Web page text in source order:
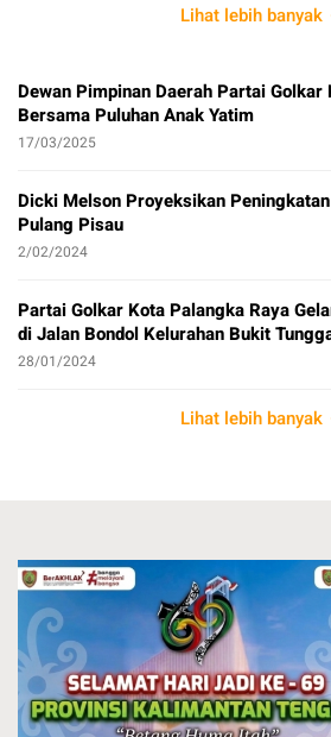
Lihat lebih banyak
Dewan Pimpinan Daerah Partai
Bersama Puluhan Anak Yatim
17/03/2025
Dicki Melson Proyeksikan
Pulang Pisau
2/02/2024
Partai Golkar Kota Palangka Raya
di Jalan Bondol Kelurahan Bukit
28/01/2024
Lihat lebih banyak